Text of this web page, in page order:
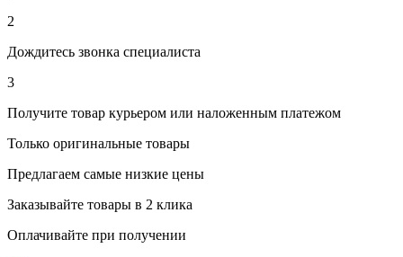
2
Дождитесь звонка специалиста
3
Получите товар курьером или наложенным платежом
Только оригинальные товары
Предлагаем самые низкие цены
Заказывайте товары в 2 клика
Оплачивайте при получении